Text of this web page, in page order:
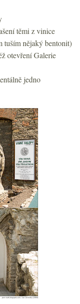
těmi z vinice
tuším nějaký bentonit)
otevření Galerie
jedno